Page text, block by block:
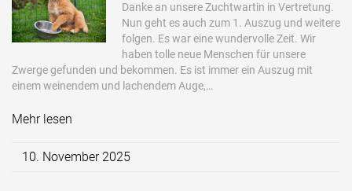
Danke an unsere Zuchtwartin in Vertretung.
Nun geht es auch zum 1. Auszug und weitere
folgen. Es war eine wundervolle Zeit. Wir
haben tolle neue Menschen für unsere
Zwerge gefunden und bekommen. Es ist immer ein Auszug mit
einem weinendem und lachendem Auge,…
Mehr lesen
10. November 2025